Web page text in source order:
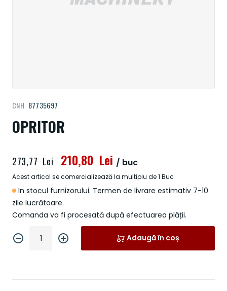
OPRITOR
CNH 87735697
In stocul furnizorului. Termen de livrare estimativ 7-10
zile lucrătoare.
Comanda va fi procesată după efectuarea plății.
210,80 Lei
273,77 Lei / buc
Acest articol se comercializează la multiplu de 1 Buc
Adaugă în coș
la
începutul
galeriei
imagini